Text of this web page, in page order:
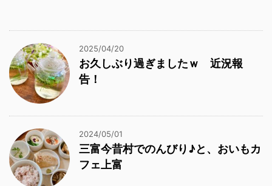
2025/04/20
お久しぶり過ぎましたｗ 近況報
告！
2024/05/01
三富今昔村でのんびり♪と、おいもカ
フェ上富